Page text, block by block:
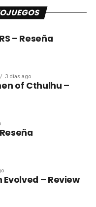
– Reseña
3 días ago
of Cthulhu –
– Review